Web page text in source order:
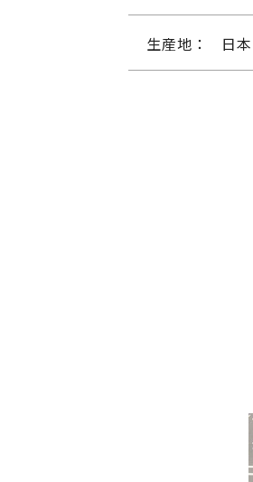
生産地： 日本